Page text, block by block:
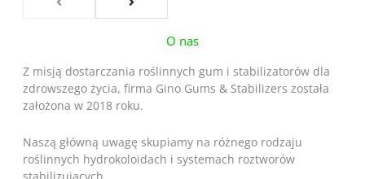
O nas
Z misją dostarczania roślinnych gum i stabilizatorów dla
zdrowszego życia, firma Gino Gums & Stabilizers została
założona w 2018 roku.
Naszą główną uwagę skupiamy na różnego rodzaju
roślinnych hydrokoloidach i systemach roztworów